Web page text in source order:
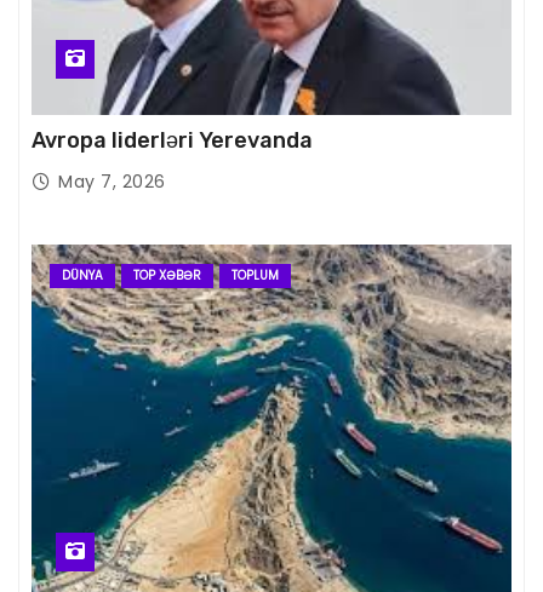
Avropa liderləri Yerevanda
May 7, 2026
DÜNYA TOP XƏBƏR TOPLUM